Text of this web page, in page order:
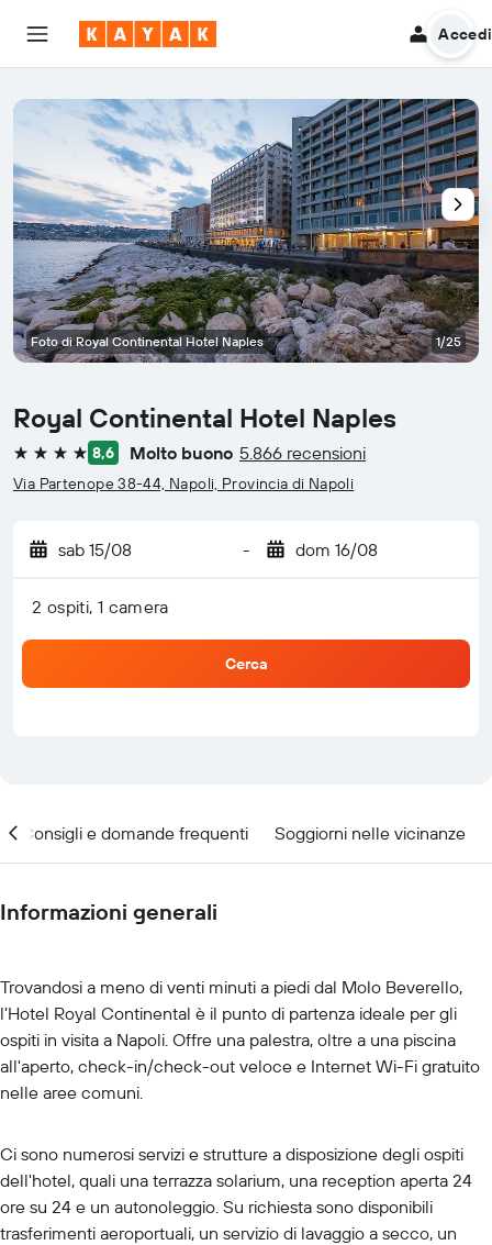
Accedi
Royal Continental Hotel Naples
4 stelle 8,6 Molto buono 5.866 recensioni
Via Partenope 38-44, Napoli, Provincia di Napoli
sab 15/08 - dom 16/08
2 ospiti, 1 camera
Cerca
Foto di Royal Continental Hotel Naples 1/25
Consigli e domande frequenti Soggiorni nelle vicinanze
Informazioni generali
Trovandosi a meno di venti minuti a piedi dal Molo Beverello,
l'Hotel Royal Continental è il punto di partenza ideale per gli
ospiti in visita a Napoli. Offre una palestra, oltre a una piscina
all'aperto, check-in/check-out veloce e Internet Wi-Fi gratuito
nelle aree comuni.
Ci sono numerosi servizi e strutture a disposizione degli ospiti
dell'hotel, quali una terrazza solarium, una reception aperta 24
ore su 24 e un autonoleggio. Su richiesta sono disponibili
trasferimenti aeroportuali, un servizio di lavaggio a secco, un